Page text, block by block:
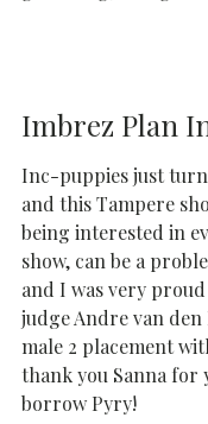
Imbrez Plan
Inc-puppies just
and this Tampere
being interested in
show, can be a
and I was very
judge Andre van
male 2 placement
thank you Sanna
borrow Pyry!